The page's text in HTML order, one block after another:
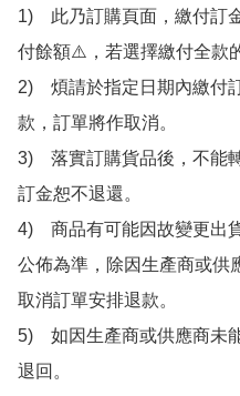
1)　此乃訂購頁面，繳付訂
付餘額⚠️，若選擇繳付全款
2)　煩請於指定日期內繳付
款，訂單將作取消。
3)　落實訂購貨品後，不能
訂金恕不退還。
4)　商品有可能因故變更出
公佈為準，除因生產商或供
取消訂單安排退款。
5)　如因生產商或供應商未
退回。